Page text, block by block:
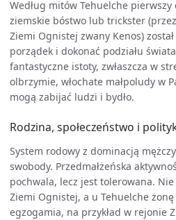
Według mitów Tehuelche pierwszy
ziemskie bóstwo lub trickster
Ziemi Ognistej zwany Kenos)
porządek i dokonać podziału
fantastyczne istoty, zwłaszcza w
olbrzymie, włochate małpoludy w
mogą zabijać ludzi i bydło.
Rodzina, społeczeństwo i
System rodowy z dominacją
swobody. Przedmałżeńska
pochwala, lecz jest tolerowana.
Ziemi Ognistej, a u Tehuelche
egzogamia, na przykład w rejonie